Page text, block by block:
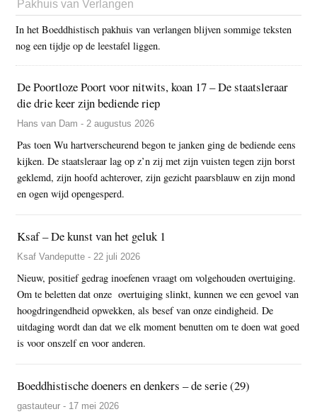
Pakhuis van Verlangen
In het Boeddhistisch pakhuis van verlangen blijven sommige teksten
nog een tijdje op de leestafel liggen.
De Poortloze Poort voor nitwits, koan 17 – De staatsleraar
die drie keer zijn bediende riep
Hans van Dam - 2 augustus 2026
Pas toen Wu hartverscheurend begon te janken ging de bediende eens
kijken. De staatsleraar lag op z’n zij met zijn vuisten tegen zijn borst
geklemd, zijn hoofd achterover, zijn gezicht paarsblauw en zijn mond
en ogen wijd opengesperd.
Ksaf – De kunst van het geluk 1
Ksaf Vandeputte - 22 juli 2026
Nieuw, positief gedrag inoefenen vraagt om volgehouden overtuiging.
Om te beletten dat onze overtuiging slinkt, kunnen we een gevoel van
hoogdringendheid opwekken, als besef van onze eindigheid. De
uitdaging wordt dan dat we elk moment benutten om te doen wat goed
is voor onszelf en voor anderen.
Boeddhistische doeners en denkers – de serie (29)
gastauteur - 17 mei 2026